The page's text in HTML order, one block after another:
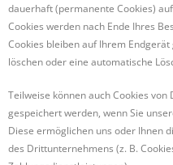
dauerhaft (permanente Cookies)
Cookies werden nach Ende Ihres
Cookies bleiben auf Ihrem
löschen oder eine automatische
Teilweise können auch Cookies
gespeichert werden, wenn Sie
Diese ermöglichen uns oder Ihnen
des Drittunternehmens (z. B.